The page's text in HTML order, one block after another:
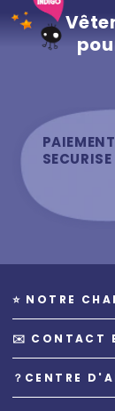
SECURISE
⭐️ NOTRE
✉️ CONTACT
？CENTRE